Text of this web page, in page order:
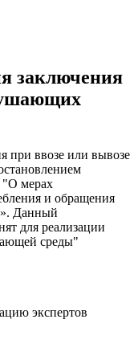
заключения
при ввозе или вывозе
"О мерах
и обращения
Данный
для реализации
среды"
экспертов